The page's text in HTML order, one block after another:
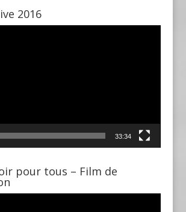
2016
33:34
pour tous – Film de